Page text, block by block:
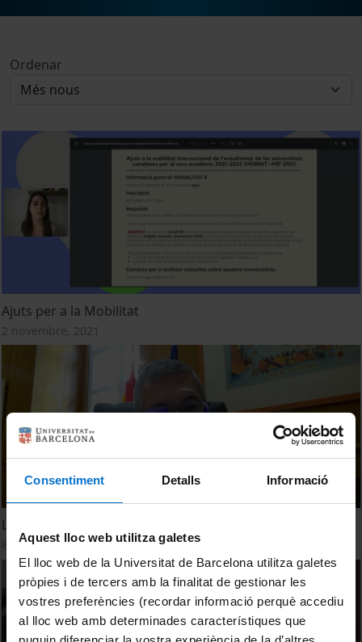
Consentiment Detalls Informació
Aquest lloc web utilitza galetes
El lloc web de la Universitat de Barcelona utilitza galetes
pròpies i de tercers amb la finalitat de gestionar les
vostres preferències (recordar informació perquè accediu
al lloc web amb determinades característiques que
Ordenar
Ajuts per a la Mobilitat
2 novembre, 2021
Les oportunitats del nou pla a Espanya
8 juliol, 2021